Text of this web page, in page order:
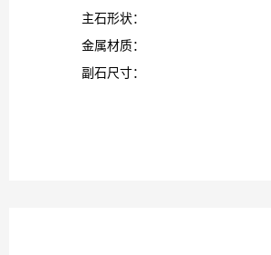
主石形状：
金属材质：
副石尺寸：